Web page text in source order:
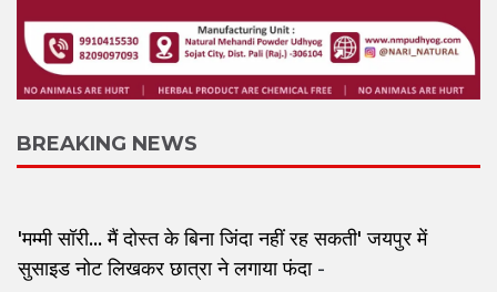
BREAKING NEWS
'मम्मी सॉरी... मैं दोस्त के बिना जिंदा नहीं रह सकती' जयपुर में
सुसाइड नोट लिखकर छात्रा ने लगाया फंदा-